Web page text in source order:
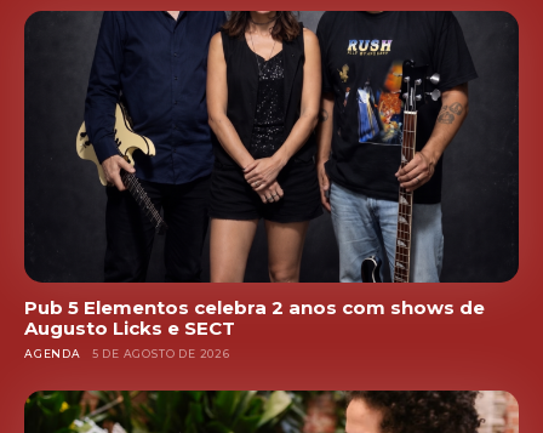
Pub 5 Elementos celebra 2 anos com shows de
Augusto Licks e SECT
AGENDA 5 DE AGOSTO DE 2026